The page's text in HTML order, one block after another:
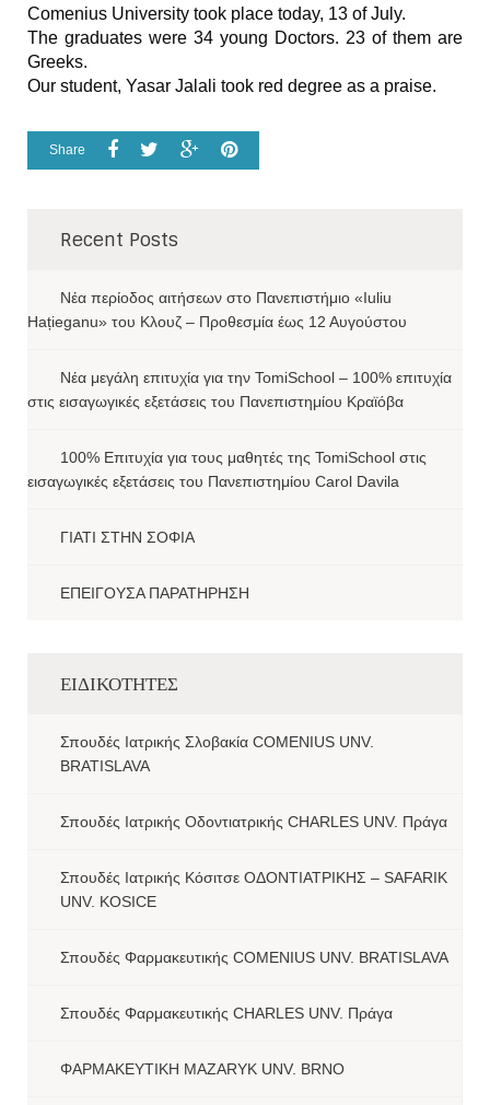
Comenius University took place today, 13 of July.
The graduates were 34 young Doctors. 23 of them are
Greeks.
Our student, Yasar Jalali took red degree as a praise.
Share
Recent Posts
Νέα περίοδος αιτήσεων στο Πανεπιστήμιο «Iuliu
Hațieganu» του Κλουζ – Προθεσμία έως 12 Αυγούστου
Νέα μεγάλη επιτυχία για την TomiSchool – 100% επιτυχία
στις εισαγωγικές εξετάσεις του Πανεπιστημίου Κραϊόβα
100% Επιτυχία για τους μαθητές της TomiSchool στις
εισαγωγικές εξετάσεις του Πανεπιστημίου Carol Davila
ΓΙΑΤΙ ΣΤΗΝ ΣΟΦΙΑ
ΕΠΕΙΓΟΥΣΑ ΠΑΡΑΤΗΡΗΣΗ
ΕΙΔΙΚΟΤΗΤΕΣ
Σπουδές Ιατρικής Σλοβακία COMENIUS UNV.
BRATISLAVA
Σπουδές Ιατρικής Οδοντιατρικής CHARLES UNV. Πράγα
Σπουδές Ιατρικής Κόσιτσε ΟΔΟΝΤΙΑΤΡΙΚΗΣ – SAFARIK
UNV. KOSICE
Σπουδές Φαρμακευτικής COMENIUS UNV. BRATISLAVA
Σπουδές Φαρμακευτικής CHARLES UNV. Πράγα
ΦΑΡΜΑΚΕΥΤΙΚΗ MAZARYK UNV. BRNO